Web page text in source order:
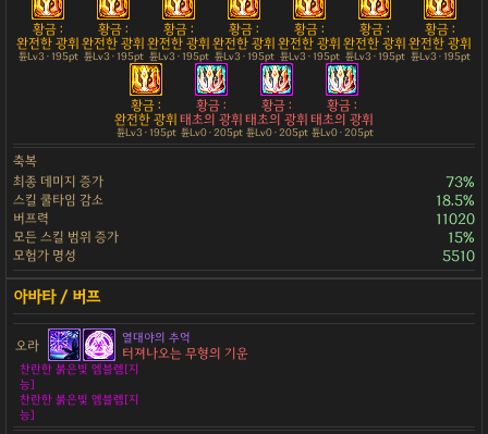
황금 :
완전한 광휘
튠Lv3 · 195pt
황금 :
완전한 광휘
튠Lv3 · 195pt
황금 :
완전한 광휘
튠Lv3 · 195pt
황금 :
완전한 광휘
튠Lv3 · 195pt
황금 :
완전한 광휘
튠Lv3 · 195pt
황금 :
완전한 광휘
튠Lv3 · 195pt
황금 :
완전한 광휘
튠Lv3 · 195pt
황금 :
완전한 광휘
튠Lv3 · 195pt
황금 :
태초의 광휘
튠Lv0 · 205pt
황금 :
태초의 광휘
튠Lv0 · 205pt
황금 :
태초의 광휘
튠Lv0 · 205pt
축복
최종 데미지 증가
73%
스킬 쿨타임 감소 18.5%
버프력 11020
모든 스킬 범위 증가 15%
모험가 명성 5510
오라 열대야의 추억
터져나오는 무형의 기운
찬란한 붉은빛 엠블렘[지
능]
찬란한 붉은빛 엠블렘[지
능]